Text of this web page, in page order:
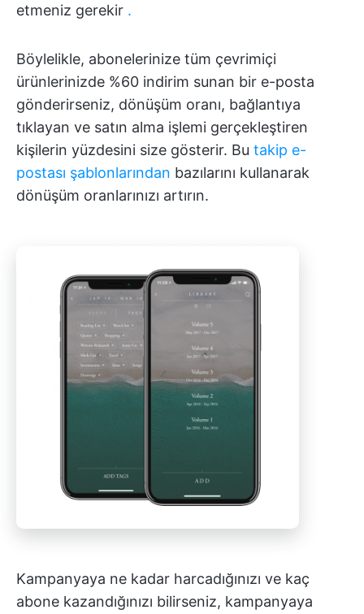
etmeniz gerekir .
Böylelikle, abonelerinize tüm çevrimiçi
ürünlerinizde %60 indirim sunan bir e-posta
gönderirseniz, dönüşüm oranı, bağlantıya
tıklayan ve satın alma işlemi gerçekleştiren
kişilerin yüzdesini size gösterir. Bu takip e-
postası şablonlarından bazılarını kullanarak
dönüşüm oranlarınızı artırın.
Kampanyaya ne kadar harcadığınızı ve kaç
abone kazandığınızı bilirseniz, kampanyaya